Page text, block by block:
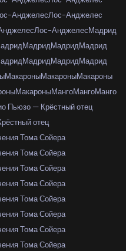
АнджелесЛос-Анджелес
Лос-АнджелесМадрид
МадридМадридМадрид
МадридМадридМадрид
МакароныМакароныМакароны
МакароныМангоМангоМанго
Пьюзо — Крёстный отец
отец
Тома Сойера
Тома Сойера
Тома Сойера
Тома Сойера
Тома Сойера
Тома Сойера
Тома Сойера
Тома Сойера